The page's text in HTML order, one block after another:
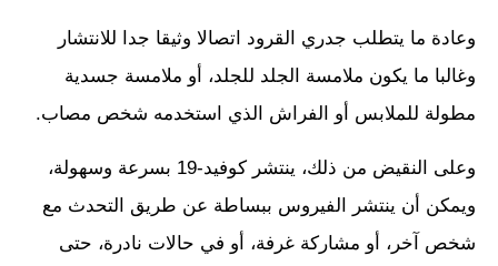
وعادة ما يتطلب جدري القرود اتصالا وثيقا جدا للانتشار
وغالبا ما يكون ملامسة الجلد للجلد، أو ملامسة جسدية
مطولة للملابس أو الفراش الذي استخدمه شخص مصاب.
وعلى النقيض من ذلك، ينتشر كوفيد-19 بسرعة وسهولة،
ويمكن أن ينتشر الفيروس ببساطة عن طريق التحدث مع
شخص آخر، أو مشاركة غرفة، أو في حالات نادرة، حتى